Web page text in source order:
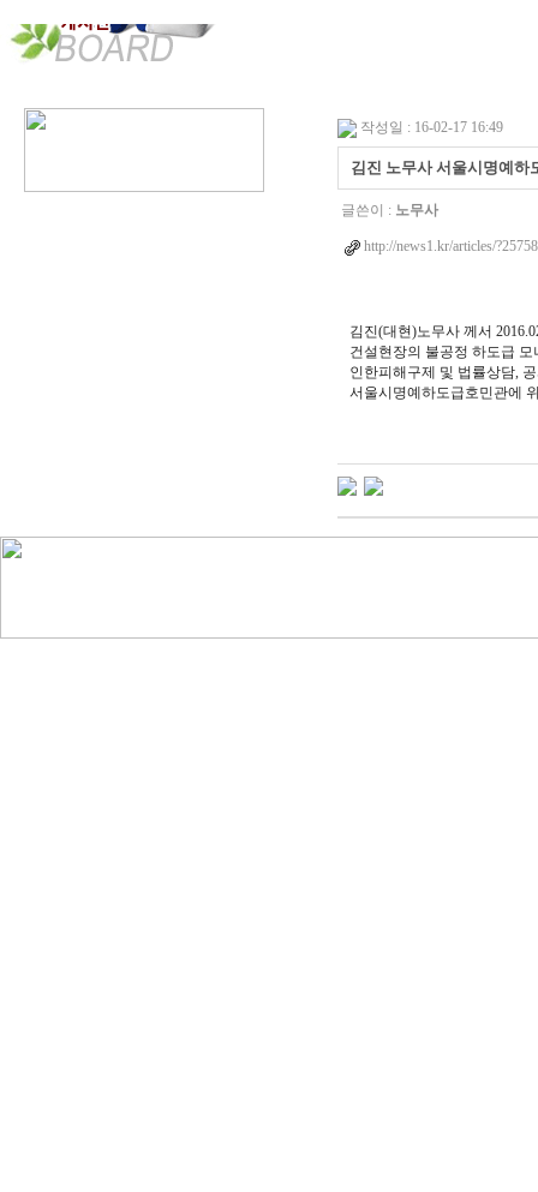
작성일 : 16-02-17 16:49
김진 노무사 서울시명예하
글쓴이 : 노무사
http://news1.kr/articles/
김진(대현)노무사 께서
건설현장의 불공정 하도급
인한피해구제 및 법률상담,
서울시명예하도급호민관에